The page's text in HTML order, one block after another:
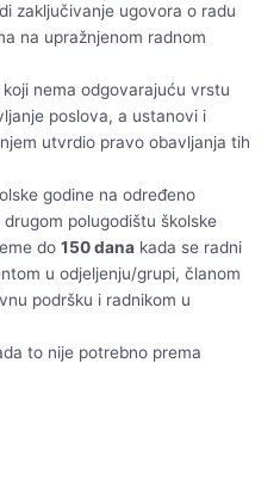
zaključivanje ugovora o radu
na upražnjenom radnom
nema odgovarajuću vrstu
poslova, a ustanovi i
utvrdio pravo obavljanja tih
godine na određeno
drugom polugodištu školske
do150 dana kada se radni
u odjeljenju/grupi, članom
podršku i radnikom u
to nije potrebno prema